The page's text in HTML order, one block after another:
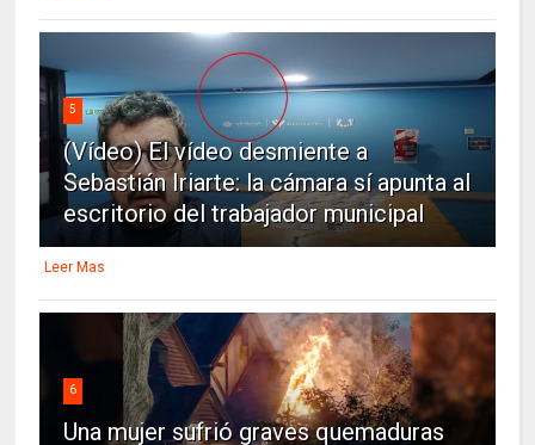
5
(Vídeo) El vídeo desmiente a
Sebastián Iriarte: la cámara sí apunta al
escritorio del trabajador municipal
Leer Mas
6
Una mujer sufrió graves quemaduras